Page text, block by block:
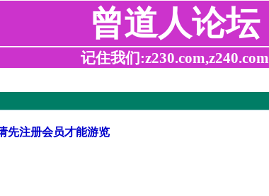
曾道人论坛
记住我们:z230.com,z240.com
先注册会员才能游览